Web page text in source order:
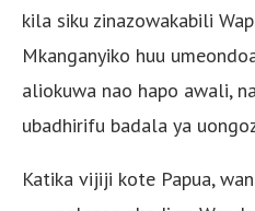
kila siku zinazowakabili
Mkanganyiko huu
aliokuwa nao hapo awali,
ubadhirifu badala ya
Katika vijiji kote Papua,